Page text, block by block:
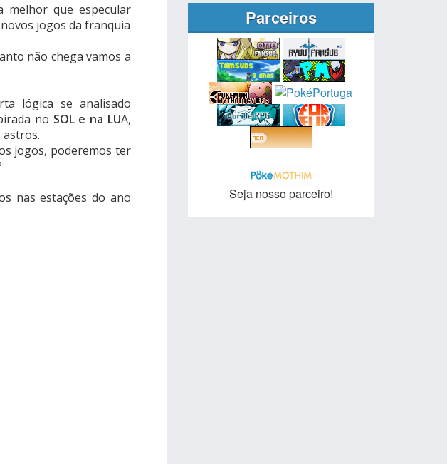
melhor que especular
jogos da franquia
não chega vamos a
lógica se analisado
no SOL e na LUA,
astros.
jogos, poderemos ter
nas estações do ano
Parceiros
Seja nosso parceiro!